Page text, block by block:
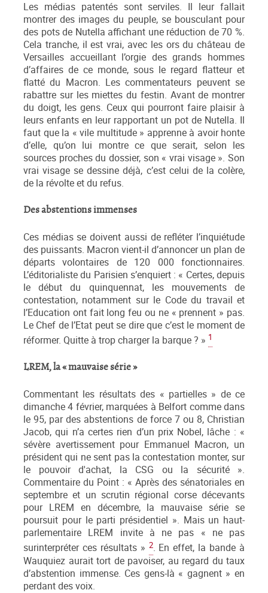
Les médias patentés sont serviles. Il leur fallait
montrer des images du peuple, se bousculant pour
des pots de Nutella affichant une réduction de 70 %.
Cela tranche, il est vrai, avec les ors du château de
Versailles accueillant l’orgie des grands hommes
d’affaires de ce monde, sous le regard flatteur et
flatté du Macron. Les commentateurs peuvent se
rabattre sur les miettes du festin. Avant de montrer
du doigt, les gens. Ceux qui pourront faire plaisir à
leurs enfants en leur rapportant un pot de Nutella. Il
faut que la « vile multitude » apprenne à avoir honte
d’elle, qu’on lui montre ce que serait, selon les
sources proches du dossier, son « vrai visage ». Son
vrai visage se dessine déjà, c’est celui de la colère,
de la révolte et du refus.
Des abstentions immenses
Ces médias se doivent aussi de refléter l’inquiétude
des puissants. Macron vient-il d’annoncer un plan de
départs volontaires de 120 000 fonctionnaires.
L’éditorialiste du Parisien s’enquiert : « Certes, depuis
le début du quinquennat, les mouvements de
contestation, notamment sur le Code du travail et
l’Education ont fait long feu ou ne « prennent » pas.
Le Chef de l’Etat peut se dire que c’est le moment de
réformer. Quitte à trop charger la barque ? » 1
LREM, la « mauvaise série »
Commentant les résultats des « partielles » de ce
dimanche 4 février, marquées à Belfort comme dans
le 95, par des abstentions de force 7 ou 8, Christian
Jacob, qui n’a certes rien d’un prix Nobel, lâche : «
sévère avertissement pour Emmanuel Macron, un
président qui ne sent pas la contestation monter, sur
le pouvoir d'achat, la CSG ou la sécurité ».
Commentaire du Point : « Après des sénatoriales en
septembre et un scrutin régional corse décevants
pour LREM en décembre, la mauvaise série se
poursuit pour le parti présidentiel ». Mais un haut-
parlementaire LREM invite à ne pas « ne pas
surinterpréter ces résultats » 2. En effet, la bande à
Wauquiez aurait tort de pavoiser, au regard du taux
d’abstention immense. Ces gens-là « gagnent » en
perdant des voix.